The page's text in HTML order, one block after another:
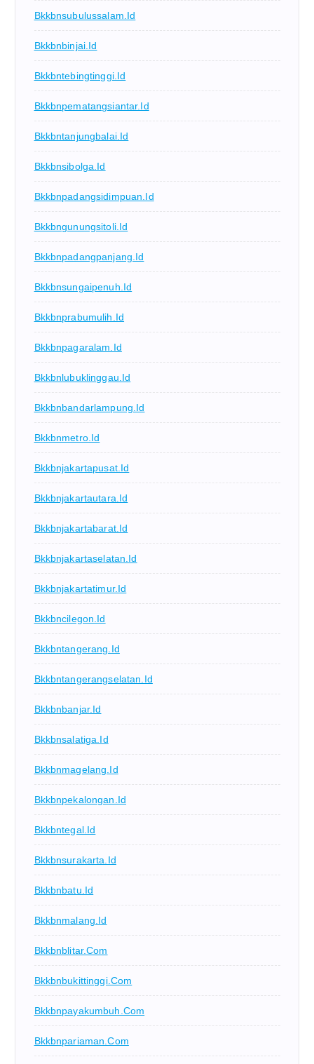
Bkkbnsubulussalam.id
Bkkbnbinjai.id
Bkkbntebingtinggi.id
Bkkbnpematangsiantar.id
Bkkbntanjungbalai.id
Bkkbnsibolga.id
Bkkbnpadangsidimpuan.id
Bkkbngunungsitoli.id
Bkkbnpadangpanjang.id
Bkkbnsungaipenuh.id
Bkkbnprabumulih.id
Bkkbnpagaralam.id
Bkkbnlubuklinggau.id
Bkkbnbandarlampung.id
Bkkbnmetro.id
Bkkbnjakartapusat.id
Bkkbnjakartautara.id
Bkkbnjakartabarat.id
Bkkbnjakartaselatan.id
Bkkbnjakartatimur.id
Bkkbncilegon.id
Bkkbntangerang.id
Bkkbntangerangselatan.id
Bkkbnbanjar.id
Bkkbnsalatiga.id
Bkkbnmagelang.id
Bkkbnpekalongan.id
Bkkbntegal.id
Bkkbnsurakarta.id
Bkkbnbatu.id
Bkkbnmalang.id
Bkkbnblitar.com
Bkkbnbukittinggi.com
Bkkbnpayakumbuh.com
Bkkbnpariaman.com